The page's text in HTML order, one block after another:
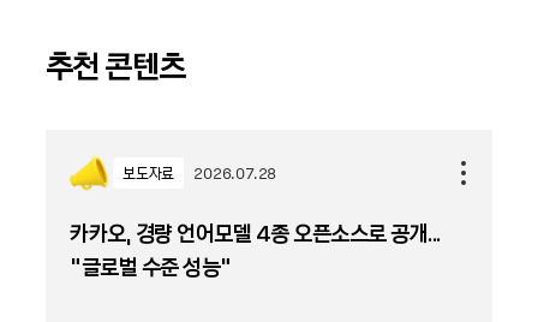
추천 콘텐츠
보도자료 2026.07.28
카카오, 경량 언어모델 4종 오픈소스로 공개...
“글로벌 수준 성능”